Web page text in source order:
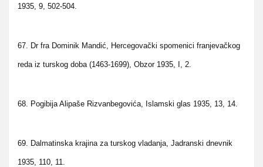
1935, 9, 502-504.
67. Dr fra Dominik Mandić, Hercegovački spomenici franjevačkog
reda iz turskog doba (1463-1699), Obzor 1935, I, 2.
68. Pogibija Alipaše Rizvanbegovića, Islamski glas 1935, 13, 14.
69. Dalmatinska krajina za turskog vladanja, Jadranski dnevnik
1935, 110, 11.